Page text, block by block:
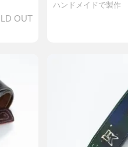
OUT
ハンドメイドで製作